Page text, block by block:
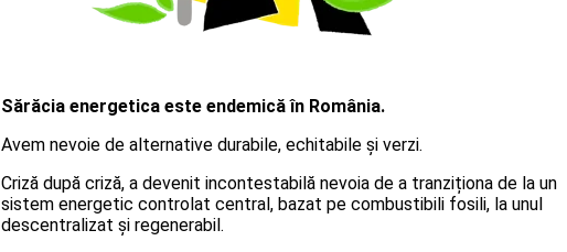
Sărăcia energetica este endemică în România.
Avem nevoie de alternative durabile, echitabile și verzi.
Criză după criză, a devenit incontestabilă nevoia de a tranziționa de la un
sistem energetic controlat central, bazat pe combustibili fosili, la unul
descentralizat și regenerabil.